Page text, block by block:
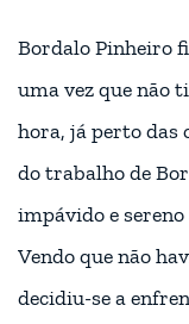
Bordalo Pinheiro
uma vez que não
hora, já perto das
do trabalho de
impávido e sereno
Vendo que não
decidiu-se a